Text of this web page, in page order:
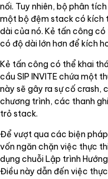
nối. Tuy nhiên, bộ phân
một bộ đệm stack có kích
dài của nó. Kẻ tấn công
có độ dài lớn hơn để kích
Kẻ tấn công có thể khai
cầu SIP INVITE chứa một
này sẽ gây ra sự cố crash,
chương trình, các thanh
trỏ stack.
Để vượt qua các biện
vốn ngăn chặn việc thực
dụng chuỗi Lập trình
Điều này dẫn đến việc